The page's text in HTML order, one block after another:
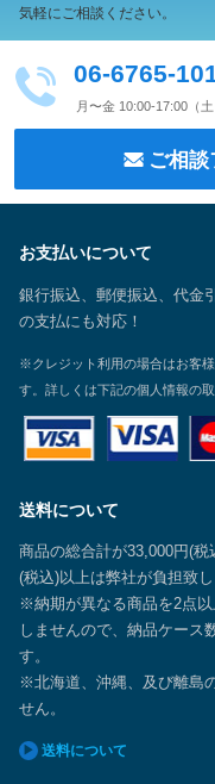
気軽にご相談ください。
06-6765-
月〜金 10:00-17:00（土
ご相談
お支払いについて
銀行振込、郵便振込、代金
の支払にも対応！
※クレジット利用の場合はお客
す。詳しくは下記の個人情報の
送料について
商品の総合計が33,000円(税
(税込)以上は弊社が負担致
※納期が異なる商品を2点
しませんので、納品ケース
す。
※北海道、沖縄、及び離島
せん。
送料について